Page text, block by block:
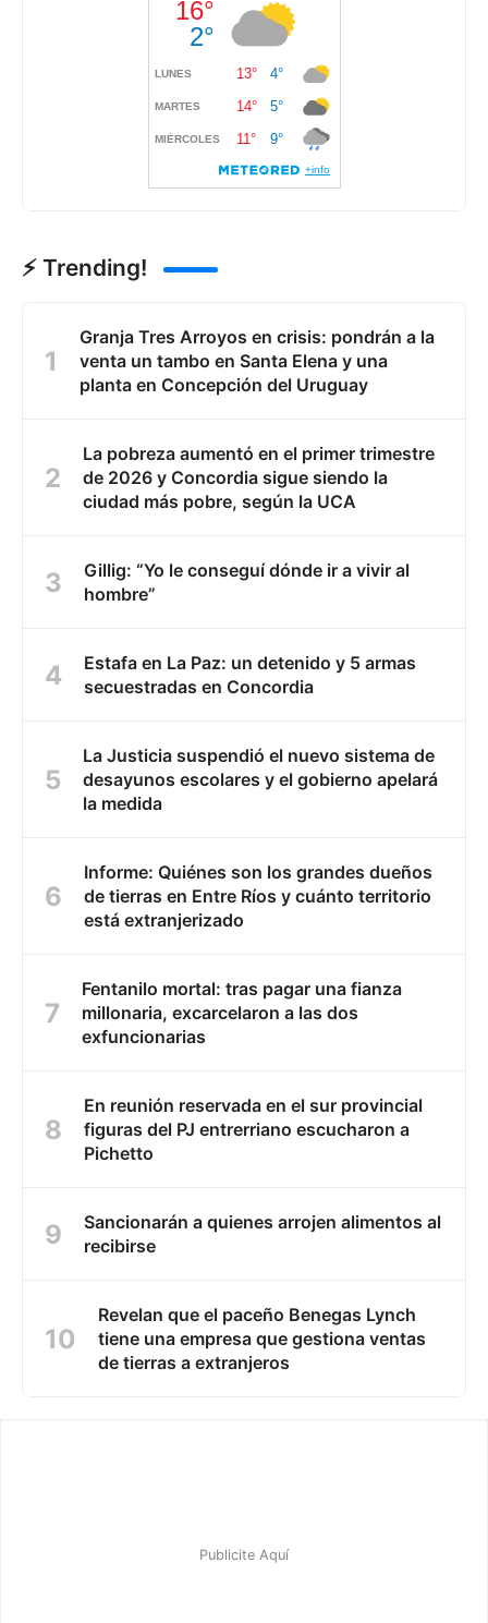
⚡ Trending!
Granja Tres Arroyos en crisis: pondrán a la
venta un tambo en Santa Elena y una
planta en Concepción del Uruguay
La pobreza aumentó en el primer trimestre
de 2026 y Concordia sigue siendo la
ciudad más pobre, según la UCA
Gillig: “Yo le conseguí dónde ir a vivir al
hombre”
Estafa en La Paz: un detenido y 5 armas
secuestradas en Concordia
La Justicia suspendió el nuevo sistema de
desayunos escolares y el gobierno apelará
la medida
Informe: Quiénes son los grandes dueños
de tierras en Entre Ríos y cuánto territorio
está extranjerizado
Fentanilo mortal: tras pagar una fianza
millonaria, excarcelaron a las dos
exfuncionarias
En reunión reservada en el sur provincial
figuras del PJ entrerriano escucharon a
Pichetto
Sancionarán a quienes arrojen alimentos al
recibirse
Revelan que el paceño Benegas Lynch
tiene una empresa que gestiona ventas
de tierras a extranjeros